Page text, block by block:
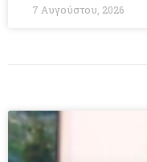
7 Αυγούστου, 2026